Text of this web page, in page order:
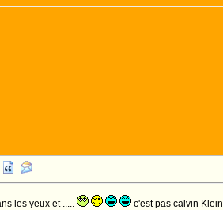
les yeux et ..... c'est pas calvin Klein